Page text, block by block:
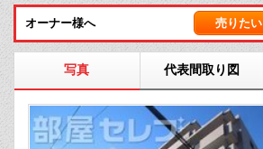
オーナー様へ 売りたい
写真 代表間取り図